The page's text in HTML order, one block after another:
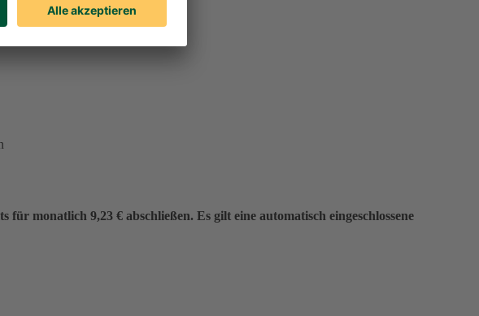
monatlich 9,23 € abschließen. Es gilt eine automatisch eingeschlossene